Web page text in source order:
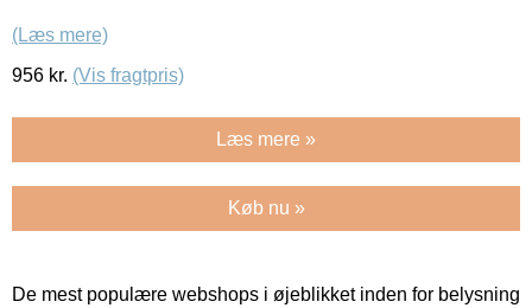
(Læs mere)
956 kr. (Vis fragtpris)
Læs mere »
Køb nu »
De mest populære webshops i øjeblikket inden for belysning